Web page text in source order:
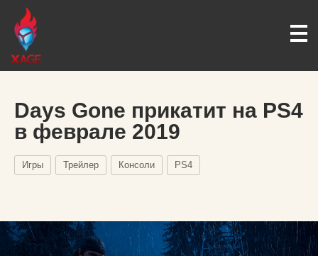
Days Gone прикатит на PS4
в феврале 2019
Игры Трейлер Консоли PS4